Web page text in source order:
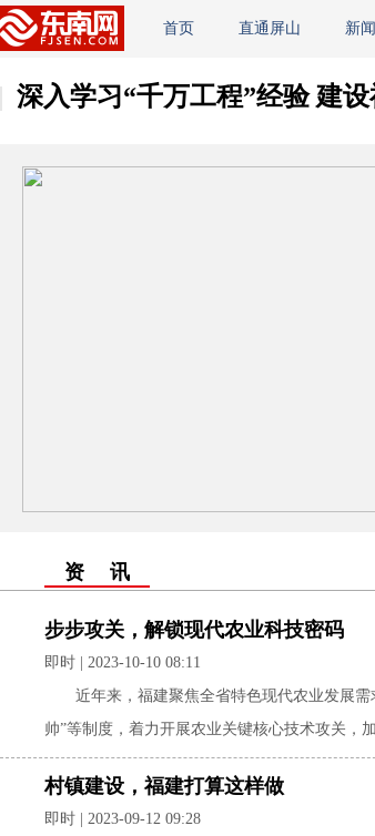
首页 直通屏山 新
深入学习“千万工程”经验 建
资 讯
步步攻关，解锁现代农业科技密码
即时 | 2023-10-10 08:11
近年来，福建聚焦全省特色现代农业发展
帅”等制度，着力开展农业关键核心技术攻关，
村镇建设，福建打算这样做
即时 | 2023-09-12 09:28